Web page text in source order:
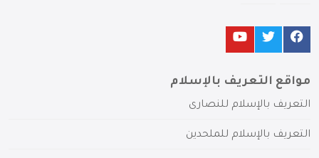
مواقع التعريف بالإسلام
التعريف بالإسلام للنصارى
التعريف بالإسلام للملحدين